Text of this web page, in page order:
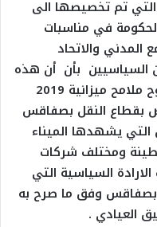
التي تم تخصيصها الى
في مناسبات
المدني والاتحاد
بأن أن هذه
الزيارة جاءت متأخرة خاصة بعد وضوح ملامح ميزانية 2019
بقطاع النقل بصفاقس
التي يشهدها الميناء
ومختلف شركات
السياسية التي
وفق ما صرح به
العيادي .